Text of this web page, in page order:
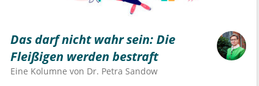
Das darf nicht wahr sein: Die
Fleißigen werden bestraft
Eine Kolumne von Dr. Petra Sandow